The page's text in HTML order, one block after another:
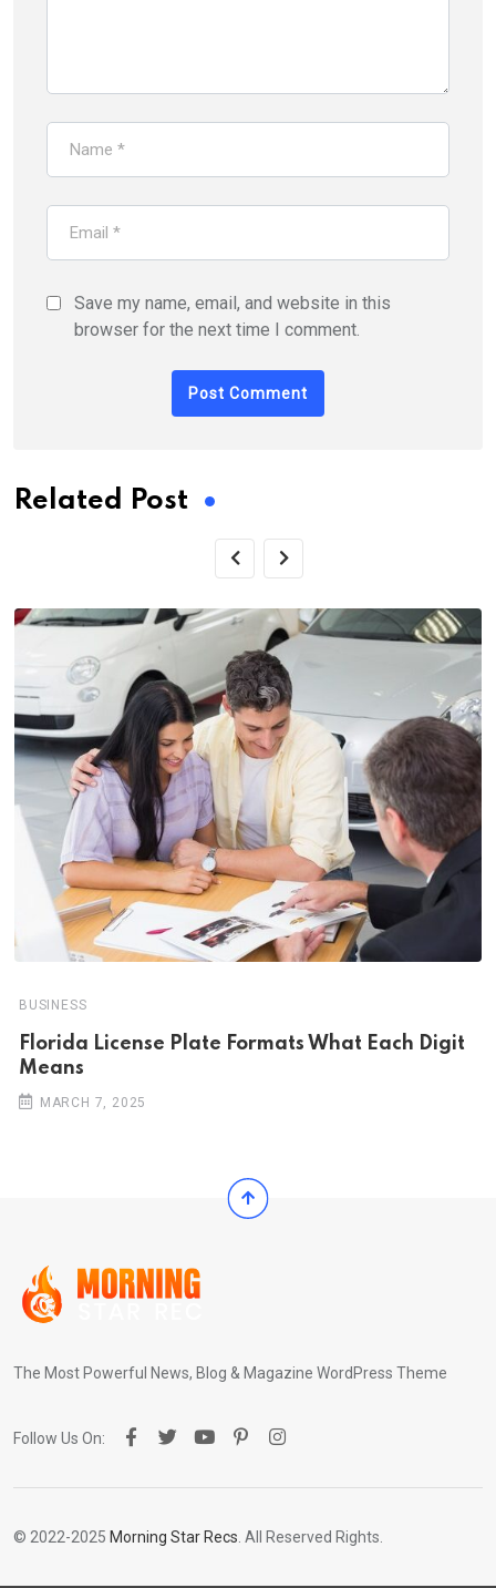
Save my name, email, and website in this
browser for the next time I comment.
Related Post
BUSINESS
Florida License Plate Formats What Each Digit
Means
MARCH 7, 2025
The Most Powerful News, Blog & Magazine WordPress Theme
Follow Us On:
© 2022-2025 Morning Star Recs. All Reserved Rights.